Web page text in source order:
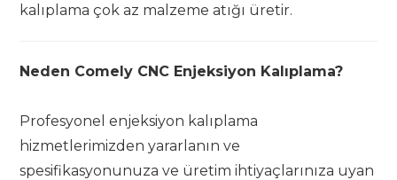
kalıplama çok az malzeme atığı üretir.
Neden Comely CNC Enjeksiyon Kalıplama?
Profesyonel enjeksiyon kalıplama
hizmetlerimizden yararlanın ve
spesifikasyonunuza ve üretim ihtiyaçlarınıza uyan